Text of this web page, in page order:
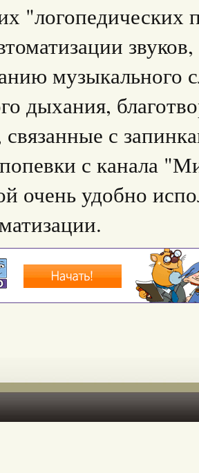
"логопедических
музыкального
дыхания,
с
с канала
очень удобно